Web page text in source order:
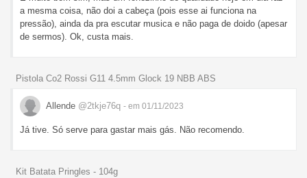
a mesma coisa, não doi a cabeça (pois esse ai funciona na
pressão), ainda da pra escutar musica e não paga de doido (apesar
de sermos). Ok, custa mais.
Pistola Co2 Rossi G11 4.5mm Glock 19 NBB ABS
Allende @2tkje76q - em 01/11/2023
Já tive. Só serve para gastar mais gás. Não recomendo.
Kit Batata Pringles - 104g